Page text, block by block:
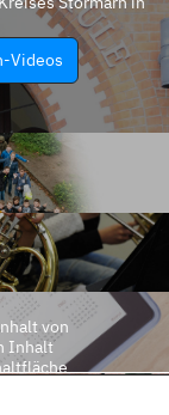
Videos
von
Inhalt